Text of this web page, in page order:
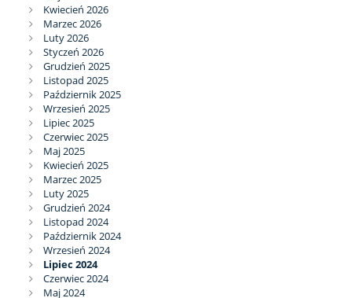
Kwiecień 2026
Marzec 2026
Luty 2026
Styczeń 2026
Grudzień 2025
Listopad 2025
Październik 2025
Wrzesień 2025
Lipiec 2025
Czerwiec 2025
Maj 2025
Kwiecień 2025
Marzec 2025
Luty 2025
Grudzień 2024
Listopad 2024
Październik 2024
Wrzesień 2024
Lipiec 2024
Czerwiec 2024
Maj 2024